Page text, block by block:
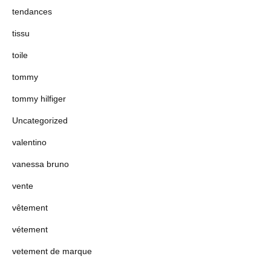
tendances
tissu
toile
tommy
tommy hilfiger
Uncategorized
valentino
vanessa bruno
vente
vêtement
vétement
vetement de marque